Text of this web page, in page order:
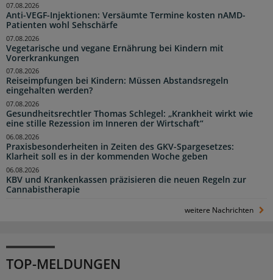
Anti-VEGF-Injektionen: Versäumte Termine kosten nAMD-
Patienten wohl Sehschärfe
07.08.2026
Vegetarische und vegane Ernährung bei Kindern mit
Vorerkrankungen
07.08.2026
Reiseimpfungen bei Kindern: Müssen Abstandsregeln
eingehalten werden?
07.08.2026
Gesundheitsrechtler Thomas Schlegel: „Krankheit wirkt wie
eine stille Rezession im Inneren der Wirtschaft“
07.08.2026
Praxisbesonderheiten in Zeiten des GKV-Spargesetzes:
Klarheit soll es in der kommenden Woche geben
06.08.2026
KBV und Krankenkassen präzisieren die neuen Regeln zur
Cannabistherapie
06.08.2026
weitere Nachrichten
TOP-MELDUNGEN